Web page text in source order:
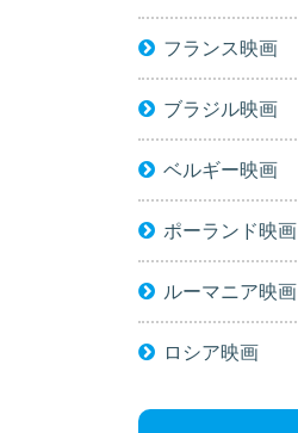
フランス映画
ブラジル映画
ベルギー映画
ポーランド映画
ルーマニア映画
ロシア映画